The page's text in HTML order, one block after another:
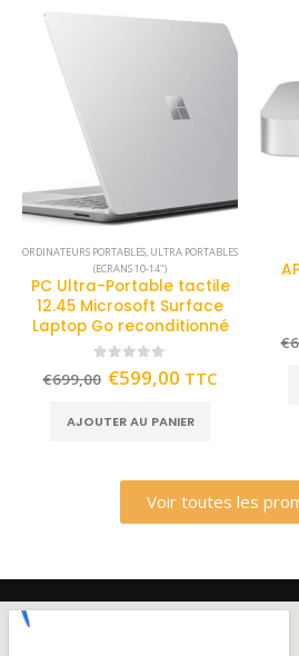
ORDINATEURS PORTABLES, ULTRA PORTABLES
(ECRANS 10-14")
PC Ultra-Portable tactile
12.45 Microsoft Surface
Laptop Go reconditionné
out of 5
€699,00 €599,00 TTC
AJOUTER AU PANIER
€
Voir toutes les